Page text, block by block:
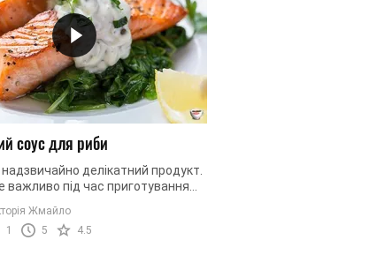
соус для риби
делікатний продукт.
важливо під час приготування
рибної страви приділити цьому
уваги. ...
Жмайло
1
5 4.5